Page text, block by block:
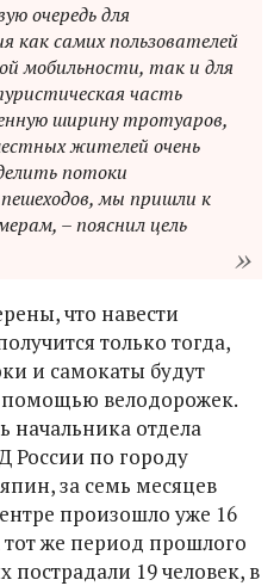
очередь для
как самих пользователей
мобильности, так и для
часть
ширину тротуаров,
жителей очень
потоки
мы пришли к
– пояснил цель
что навести
только тогда,
и самокаты будут
помощью велодорожек.
начальника отдела
России по городу
за семь месяцев
произошло уже 16
же период прошлого
пострадали 19 человек, в